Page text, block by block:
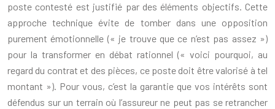
poste contesté est justifié par des éléments objectifs. Cette
approche technique évite de tomber dans une opposition
purement émotionnelle (« je trouve que ce n’est pas assez »)
pour la transformer en débat rationnel (« voici pourquoi, au
regard du contrat et des pièces, ce poste doit être valorisé à tel
montant »). Pour vous, c’est la garantie que vos intérêts sont
défendus sur un terrain où l’assureur ne peut pas se retrancher